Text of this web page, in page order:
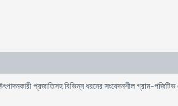
প্রজাতিসহ বিভিন্ন ধরনের সংবেদনশীল গ্রাম-